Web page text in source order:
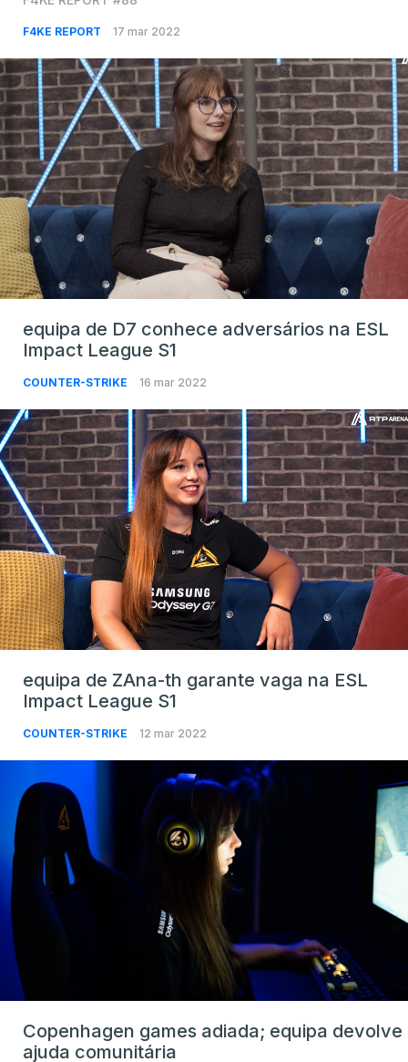
F4KE REPORT 17 mar 2022
equipa de D7 conhece adversários na ESL
Impact League S1
COUNTER-STRIKE 16 mar 2022
equipa de ZAna-th garante vaga na ESL
Impact League S1
COUNTER-STRIKE 12 mar 2022
Copenhagen games adiada; equipa devolve
ajuda comunitária